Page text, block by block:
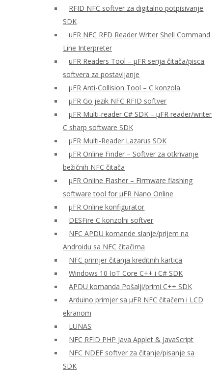
RFID NFC softver za digitalno potpisivanje
SDK
uFR NFC RFD Reader Writer Shell Command
Line Interpreter
uFR Readers Tool – μFR serija čitača/pisca
softvera za postavljanje
μFR Anti-Collision Tool – C konzola
μFR Go jezik NFC RFID softver
μFR Multi-reader C# SDK – μFR reader/writer
C sharp software SDK
μFR Multi-Reader Lazarus SDK
μFR Online Finder – Softver za otkrivanje
bežičnih NFC čitača
μFR Online Flasher – Firmware flashing
software tool for μFR Nano Online
μFR Online konfigurator
DESFire C konzolni softver
NFC APDU komande slanje/prijem na
Androidu sa NFC čitačima
NFC primjer čitanja kreditnih kartica
Windows 10 IoT Core C++ i C# SDK
APDU komanda Pošalji/primi C++ SDK
Arduino primjer sa μFR NFC čitačem i LCD
ekranom
LUNAS
NFC RFID PHP Java Applet & JavaScript
NFC NDEF softver za čitanje/pisanje sa
SDK